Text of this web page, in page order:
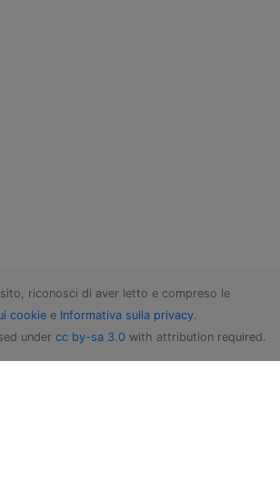
riconosci di aver letto e compreso le
cookie e Informativa sulla privacy.
under cc by-sa 3.0 with attribution required.